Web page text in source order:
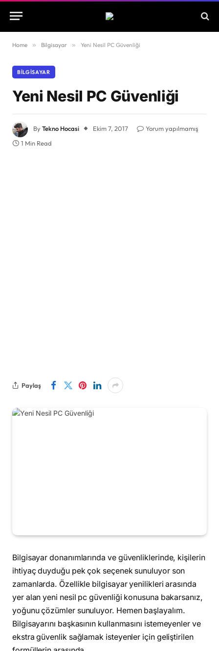
Home » Bilgisayar » Yeni Nesil PC Güvenliği
BILGISAYAR
Yeni Nesil PC Güvenliği
ByTekno Hocasi Ekim 7, 2017
Yorum yapılmamış
1 Min Read
Paylaş
Bilgisayar donanımlarında ve güvenliklerinde, kişilerin
ihtiyaç duyduğu pek çok seçenek sunuluyor son
zamanlarda. Özellikle bilgisayar yenilikleri arasında
yer alan yeni nesil pc güvenliği konusuna bakarsanız,
yoğunu çözümler sunuluyor. Hemen başlayalım.
Bilgisayarını başkasının kullanmasını istemeyenler ve
ekstra güvenlik sağlamak isteyenler için geliştirilen